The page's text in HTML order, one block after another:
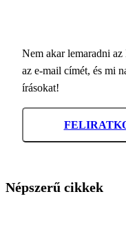
Nem akar lemaradni
az e-mail címét, és mi
írásokat!
Népszerű cikkek